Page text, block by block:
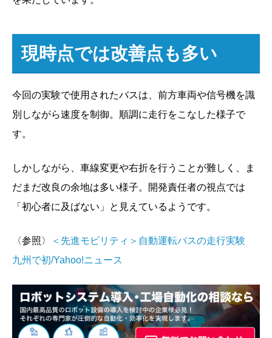
現時点では改善点も多い
今回の実験で使用されたバスは、前方車両や信号機を識
別しながら速度を制御。順調に走行をこなした様子で
す。
しかしながら、車線変更や右折を行うことが難しく、ま
だまだ改良の余地は多い様子。開発責任者の視点では
「初心者に及ばない」と見えているようです。
〈参照〉
＜先進モビリティ＞自動運転バスの走行実験
九州で初/Yahoo!ニュース